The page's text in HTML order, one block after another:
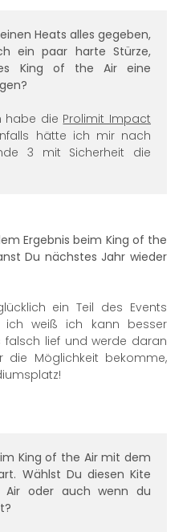
Heats alles gegeben,
ein paar harte Stürze,
King of the Air eine
habe die Prolimit Impact
hätte ich mir nach
3 mit Sicherheit die
Ergebnis beim King of the
Du nächstes Jahr wieder
ein Teil des Events
ich weiß ich kann besser
falsch lief und werde daran
die Möglichkeit bekomme,
King of the Air mit dem
Wählst Du diesen Kite
Air oder auch wenn du